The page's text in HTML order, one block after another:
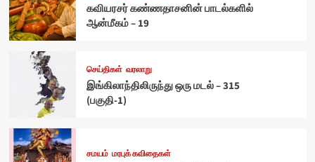
கவியரசர் கண்ணதாசனின் பாடல்களில்
ஆன்மீகம் – 19
செய்திகள் வரலாறு
இங்கிலாந்திலிருந்து ஒரு மடல் – 315
(பகுதி-1)
சமயம் மரபுக் கவிதைகள்